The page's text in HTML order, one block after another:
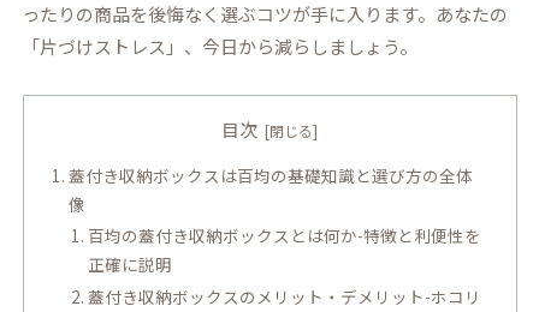
ったりの商品を後悔なく選ぶコツが手に入ります。あなたの
「片づけストレス」、今日から減らしましょう。
目次
蓋付き収納ボックスは百均の基礎知識と選び方の全体
像
百均の蓋付き収納ボックスとは何か-特徴と利便性を
正確に説明
蓋付き収納ボックスのメリット・デメリット-ホコリ